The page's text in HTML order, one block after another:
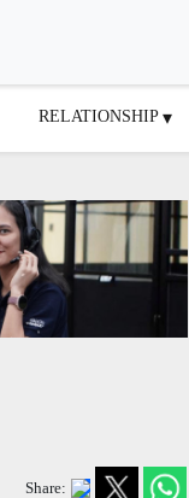
RELATIONSHIP
Share: